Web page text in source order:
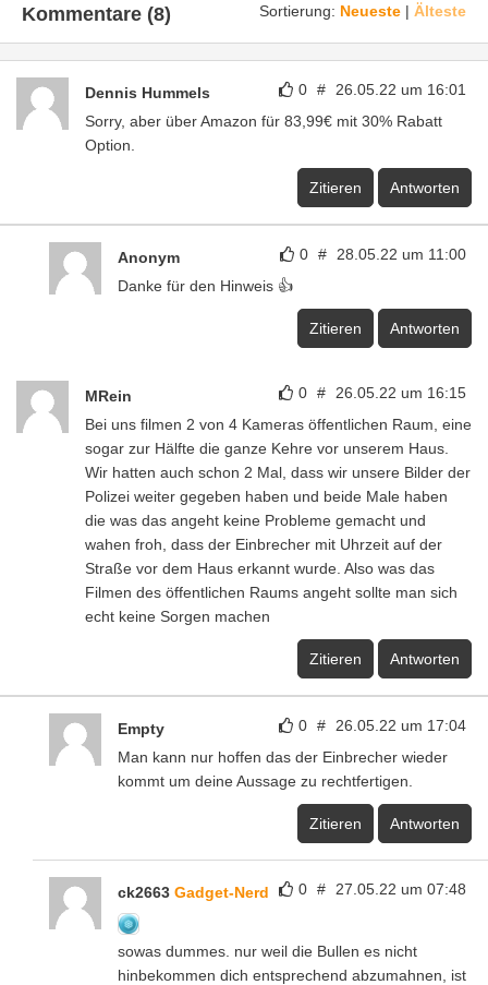
Sortierung: Neueste | Älteste
Kommentare (8)
0 # 26.05.22 um 16:01
Dennis Hummels
Sorry, aber über Amazon für 83,99€ mit 30% Rabatt
Option.
Zitieren Antworten
0 # 28.05.22 um 11:00
Anonym
Danke für den Hinweis 👍
Zitieren Antworten
0 # 26.05.22 um 16:15
MRein
Bei uns filmen 2 von 4 Kameras öffentlichen Raum, eine
sogar zur Hälfte die ganze Kehre vor unserem Haus.
Wir hatten auch schon 2 Mal, dass wir unsere Bilder der
Polizei weiter gegeben haben und beide Male haben
die was das angeht keine Probleme gemacht und
wahen froh, dass der Einbrecher mit Uhrzeit auf der
Straße vor dem Haus erkannt wurde. Also was das
Filmen des öffentlichen Raums angeht sollte man sich
echt keine Sorgen machen
Zitieren Antworten
0 # 26.05.22 um 17:04
Empty
Man kann nur hoffen das der Einbrecher wieder
kommt um deine Aussage zu rechtfertigen.
Zitieren Antworten
0 # 27.05.22 um 07:48
ck2663 Gadget-Nerd
sowas dummes. nur weil die Bullen es nicht
hinbekommen dich entsprechend abzumahnen, ist